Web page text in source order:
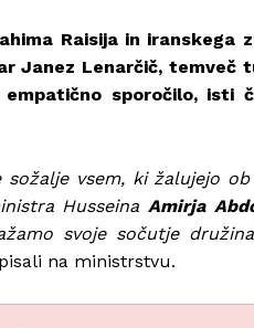
Raisija in iranskega
Janez Lenarčič, temveč
empatično sporočilo, isti
vsem, ki žalujejo
Husseina Amirja
svoje sočutje
na ministrstvu.